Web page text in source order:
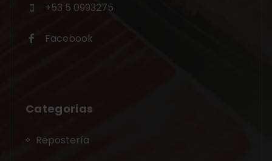
+53 5 0993275
Facebook
Categorias
Repostería